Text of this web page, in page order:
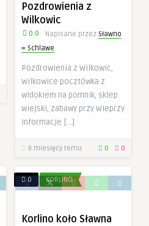
Pozdrowienia z
Wilkowic
0.0 Napisane przez Sławno
= Schlawe
Pozdrowienia z Wilkowic,
Wilkowice pocztówka z
widokiem na pomnik, sklep
wiejski, zabawy przy Wieprzy
Informacje […]
9 miesięcy temu 0 0
0 KORLINO
Korlino koło Sławna